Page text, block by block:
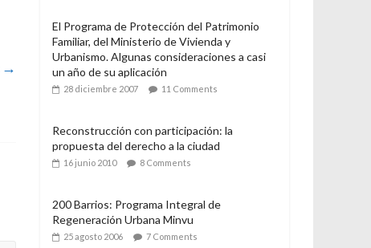
→
Las Entidades de Gestión Inmobiliaria Social
EGIS y su rol en la Nueva Política
Habitacional Chilena
21 julio 2006 12 Comments
El Programa de Protección del Patrimonio
Familiar, del Ministerio de Vivienda y
Urbanismo. Algunas consideraciones a casi
28 diciembre 2007 11 Comments
Reconstrucción con participación: la